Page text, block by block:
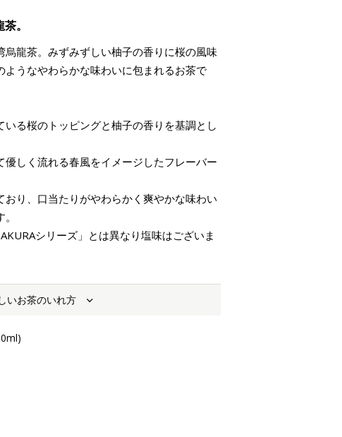
。
龍茶。みずみずしい柚子の香りに桜の風味
うなやわらかな味わいに包まれるお茶で
いる桜のトッピングと柚子の香りを基調とし
しく流れる春風をイメージしたフレーバー
り、口当たりがやわらかく爽やかな味わい
シリーズ」とは異なり塩味はございま
いお茶のいれ方